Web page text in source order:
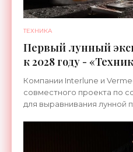
ТЕХНИКА
Первый лунный
к 2028 году -
Компании Interlune и
совместного проекта по
для выравнивания лунной